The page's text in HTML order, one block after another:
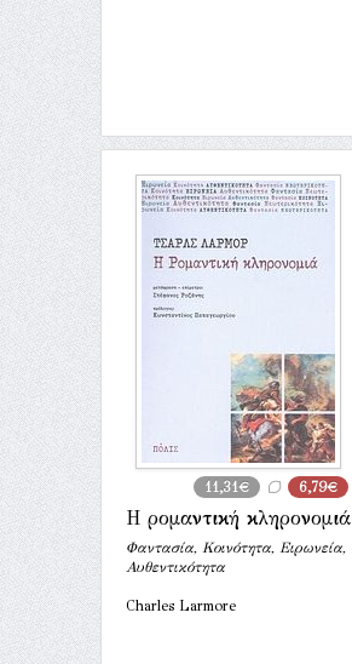
11,31€ 6,79€
Η ρομαντική κληρονομιά
Φαντασία, Κοινότητα, Ειρωνεία,
Αυθεντικότητα
Charles Larmore